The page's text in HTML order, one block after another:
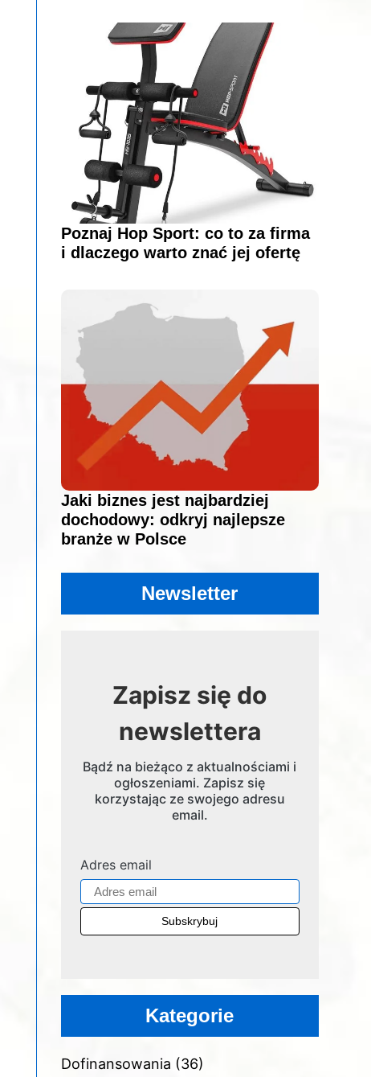
Poznaj Hop Sport: co to za firma
i dlaczego warto znać jej ofertę
Jaki biznes jest najbardziej
dochodowy: odkryj najlepsze
branże w Polsce
Newsletter
Zapisz się do
newslettera
Bądź na bieżąco z aktualnościami i
ogłoszeniami. Zapisz się
korzystając ze swojego adresu
email.
Adres email
Kategorie
Dofinansowania (36)